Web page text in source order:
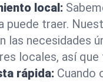
local:
puede traer.
las necesidades
locales, así
rápida: Cuando